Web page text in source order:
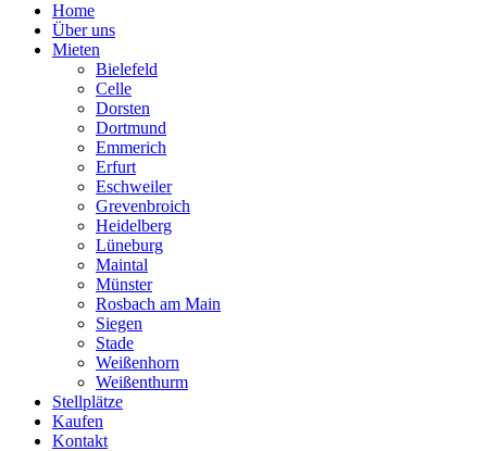
Home
Über uns
Mieten
Bielefeld
Celle
Dorsten
Dortmund
Emmerich
Erfurt
Eschweiler
Grevenbroich
Heidelberg
Lüneburg
Maintal
Münster
Rosbach am Main
Siegen
Stade
Weißenhorn
Weißenthurm
Stellplätze
Kaufen
Kontakt